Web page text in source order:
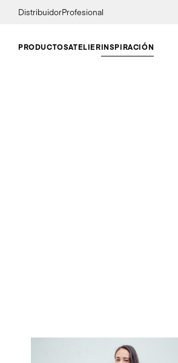
DistribuidorProfesional
PRODUCTOSATELIERINSPIRACIÓN